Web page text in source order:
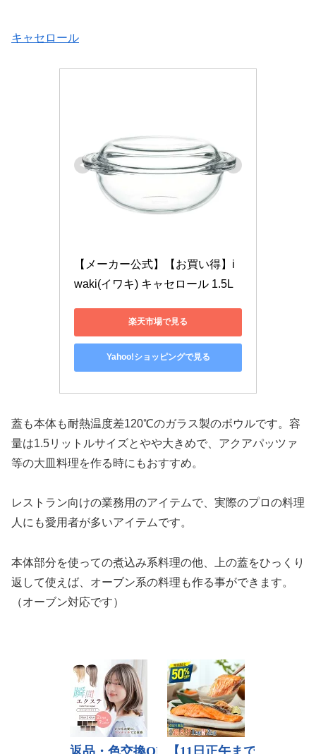
キャセロール
【メーカー公式】【お買い得】i
waki(イワキ) キャセロール 1.5L
楽天市場で見る
Yahoo!ショッピングで見る
蓋も本体も耐熱温度差120℃のガラス製のボウルです。容
量は1.5リットルサイズとやや大きめで、アクアパッツァ
等の大皿料理を作る時にもおすすめ。
レストラン向けの業務用のアイテムで、実際のプロの料理
人にも愛用者が多いアイテムです。
本体部分を使っての煮込み系料理の他、上の蓋をひっくり
返して使えば、オーブン系の料理も作る事ができます。
（オーブン対応です）